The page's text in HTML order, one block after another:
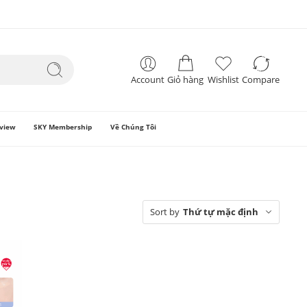
Account Giỏ hàng Wishlist Compare
SKY Membership Về Chúng Tôi
Sort by Thứ tự mặc định